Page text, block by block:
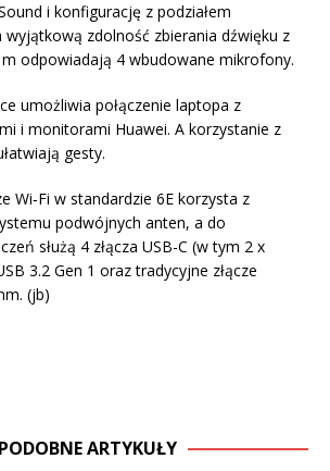
i konfigurację z podziałem
wyjątkową zdolność zbierania dźwięku z
odpowiadają 4 wbudowane mikrofony.
umożliwia połączenie laptopa z
i monitorami Huawei. A korzystanie z
gesty.
Wi‑Fi w standardzie 6E korzysta z
podwójnych anten, a do
służą 4 złącza USB-C (w tym 2 x
3.2 Gen 1 oraz tradycyjne złącze
(jb)
PODOBNE ARTYKUŁY